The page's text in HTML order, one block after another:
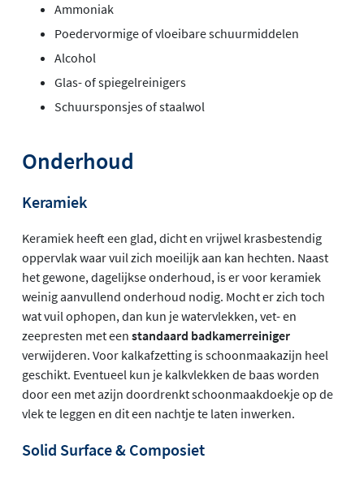
Ammoniak
Poedervormige of vloeibare schuurmiddelen
Alcohol
Glas- of spiegelreinigers
Schuursponsjes of staalwol
Onderhoud
Keramiek
Keramiek heeft een glad, dicht en vrijwel krasbestendig
oppervlak waar vuil zich moeilijk aan kan hechten. Naast
het gewone, dagelijkse onderhoud, is er voor keramiek
weinig aanvullend onderhoud nodig. Mocht er zich toch
wat vuil ophopen, dan kun je watervlekken, vet- en
zeepresten met een standaard badkamerreiniger
verwijderen. Voor kalkafzetting is schoonmaakazijn heel
geschikt. Eventueel kun je kalkvlekken de baas worden
door een met azijn doordrenkt schoonmaakdoekje op de
vlek te leggen en dit een nachtje te laten inwerken.
Solid Surface & Composiet